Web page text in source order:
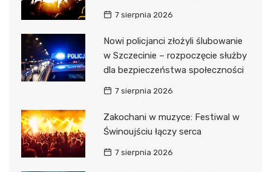
7 sierpnia 2026
Nowi policjanci złożyli ślubowanie
w Szczecinie – rozpoczęcie służby
dla bezpieczeństwa społeczności
7 sierpnia 2026
Zakochani w muzyce: Festiwal w
Świnoujściu łączy serca
7 sierpnia 2026